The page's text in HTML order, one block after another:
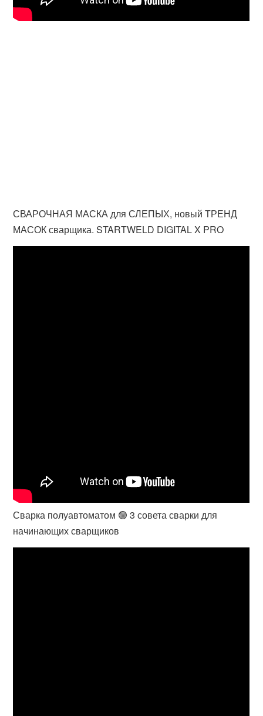
СВАРОЧНАЯ МАСКА для СЛЕПЫХ, новый ТРЕНД
МАСОК сварщика. STARTWELD DIGITAL X PRO
Сварка полуавтоматом 🟢 3 совета сварки для
начинающих сварщиков